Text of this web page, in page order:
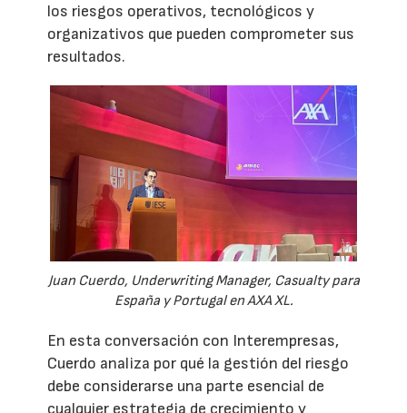
los riesgos operativos, tecnológicos y
organizativos que pueden comprometer sus
resultados.
Juan Cuerdo, Underwriting Manager, Casualty para
España y Portugal en AXA XL.
En esta conversación con Interempresas,
Cuerdo analiza por qué la gestión del riesgo
debe considerarse una parte esencial de